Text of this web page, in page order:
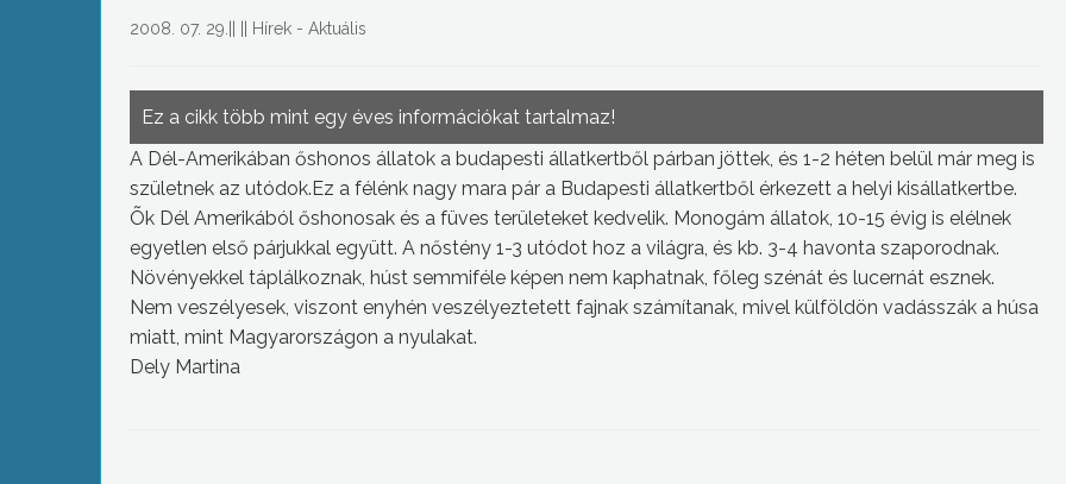
2008. 07. 29. Hírek - Aktuális
Ez a cikk több mint egy éves információkat tartalmaz!
A Dél-Amerikában őshonos állatok a budapesti állatkertből párban jöttek, és 1-2 héten belül már meg is
születnek az utódok. Ez a félénk nagy mara pár a Budapesti állatkertből érkezett a helyi kisállatkertbe.
Õk Dél Amerikából őshonosak és a füves területeket kedvelik. Monogám állatok, 10-15 évig is elélnek
egyetlen első párjukkal együtt. A nőstény 1-3 utódot hoz a világra, és kb. 3-4 havonta szaporodnak.
Növényekkel táplálkoznak, húst semmiféle képen nem kaphatnak, főleg szénát és lucernát esznek.
Nem veszélyesek, viszont enyhén veszélyeztetett fajnak számítanak, mivel külföldön vadásszák a húsa
miatt, mint Magyarországon a nyulakat.
Dely Martina